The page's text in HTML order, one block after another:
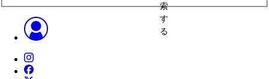
索
す
る